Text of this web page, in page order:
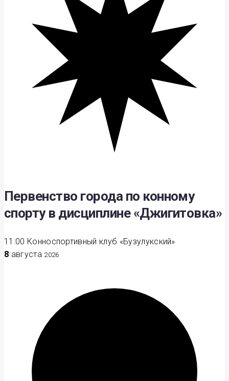
Первенство города по конному
спорту в дисциплине «Джигитовка»
11:00 Конноспортивный клуб «Бузулукский»
8 августа 2026